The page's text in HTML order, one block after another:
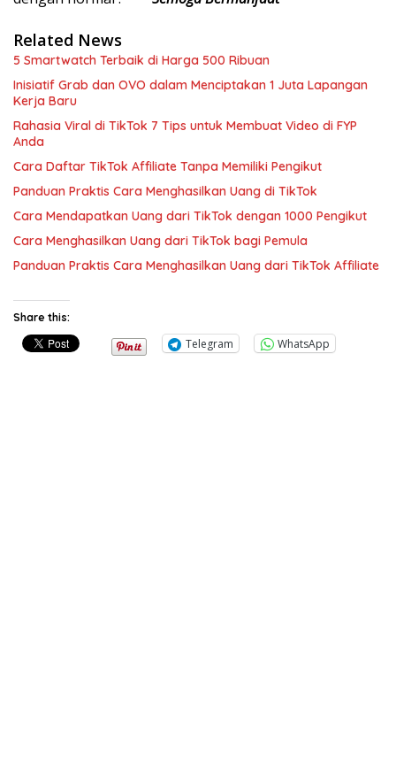
Related News
5 Smartwatch Terbaik di Harga 500 Ribuan
Inisiatif Grab dan OVO dalam Menciptakan 1 Juta Lapangan
Kerja Baru
Rahasia Viral di TikTok 7 Tips untuk Membuat Video di FYP
Anda
Cara Daftar TikTok Affiliate Tanpa Memiliki Pengikut
Panduan Praktis Cara Menghasilkan Uang di TikTok
Cara Mendapatkan Uang dari TikTok dengan 1000 Pengikut
Cara Menghasilkan Uang dari TikTok bagi Pemula
Panduan Praktis Cara Menghasilkan Uang dari TikTok Affiliate
Share this:
Telegram WhatsApp